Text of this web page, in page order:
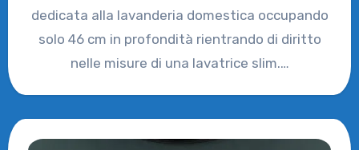
dedicata alla lavanderia domestica occupando
solo 46 cm in profondità rientrando di diritto
nelle misure di una lavatrice slim.…